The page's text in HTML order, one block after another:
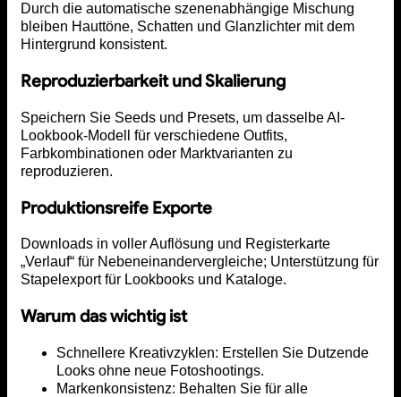
Durch die automatische szenenabhängige Mischung
bleiben Hauttöne, Schatten und Glanzlichter mit dem
Hintergrund konsistent.
Reproduzierbarkeit und Skalierung
Speichern Sie Seeds und Presets, um dasselbe AI-
Lookbook-Modell für verschiedene Outfits,
Farbkombinationen oder Marktvarianten zu
reproduzieren.
Produktionsreife Exporte
Downloads in voller Auflösung und Registerkarte
„Verlauf“ für Nebeneinandervergleiche; Unterstützung für
Stapelexport für Lookbooks und Kataloge.
Warum das wichtig ist
Schnellere Kreativzyklen: Erstellen Sie Dutzende
Looks ohne neue Fotoshootings.
Markenkonsistenz: Behalten Sie für alle